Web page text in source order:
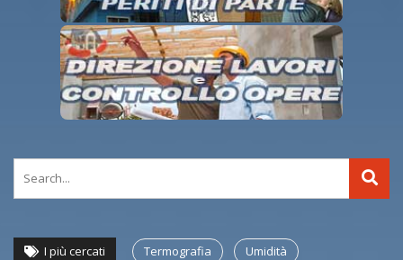
I più cercati Termografia Umidità